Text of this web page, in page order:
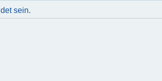
sein.